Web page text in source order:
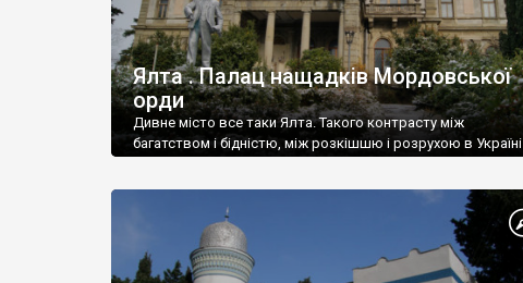
Ялта . Палац нащадків Мордовської
орди
Дивне місто все таки Ялта. Такого контрасту між
багатством і бідністю, між розкішшю і розрухою в Україні